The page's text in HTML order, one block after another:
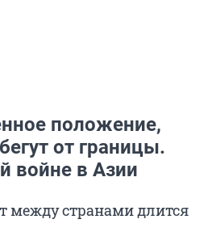
положение,
от границы.
войне в Азии
странами длится